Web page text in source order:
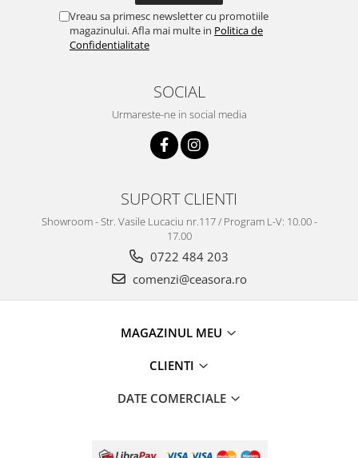
Vreau sa primesc newsletter cu promotiile
magazinului. Afla mai multe in Politica de
Confidentialitate
SOCIAL
Urmareste-ne in social media
SUPORT CLIENTI
Showroom - Str. Vasile Lucaciu nr.117 / Program L-V: 10.00 -
17.00
0722 484 203
comenzi@ceasora.ro
MAGAZINUL MEU
CLIENTI
DATE COMERCIALE